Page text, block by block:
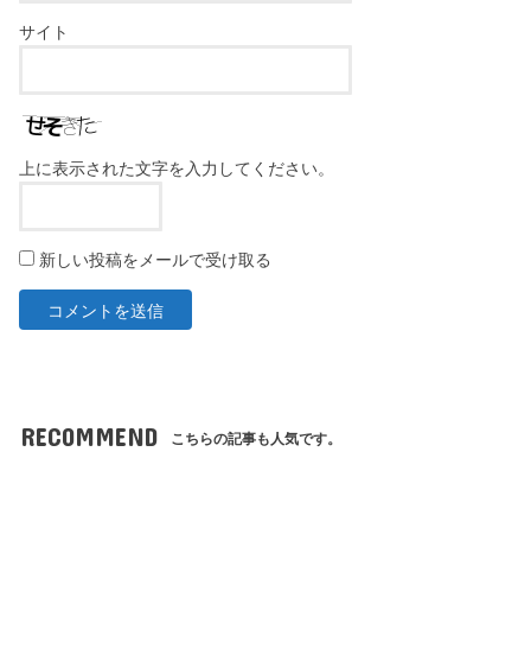
サイト
上に表示された文字を入力してください。
新しい投稿をメールで受け取る
RECOMMEND こちらの記事も人気です。